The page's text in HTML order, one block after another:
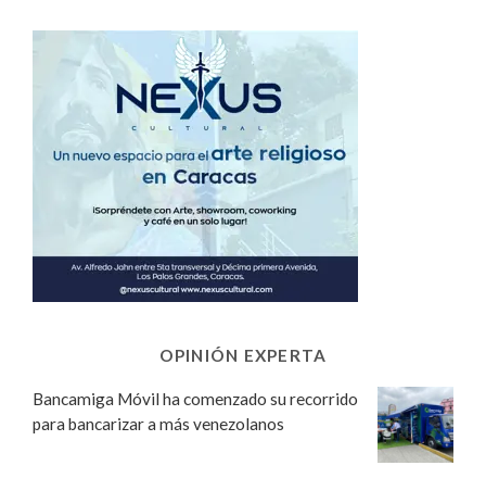
OPINIÓN EXPERTA
Bancamiga Móvil ha comenzado su recorrido
para bancarizar a más venezolanos